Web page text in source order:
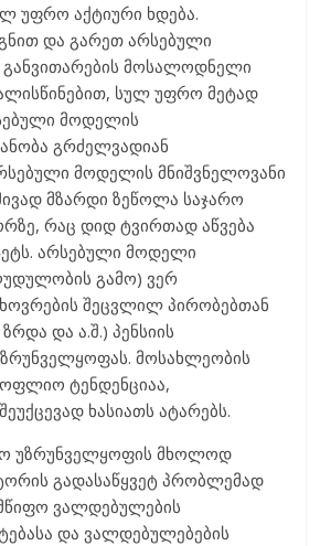
უფრო აქტიური ხდება.
და გარეთ არსებული
განვითარების მოსალოდნელი
სულ უფრო მეტად
მოდელის
გრძელვადიან
მოდელის მნიშვნელოვანი
მზარდი ზეწოლა საჯარო
რაც დიდ ტვირთად აწვება
არსებული მოდელი
გამო) ვერ
შეცვლილ პირობებთან
და ა.შ.) პენსიის
მოსახლეობის
ტენდენციაა,
ხასიათს ატარებს.
უზრუნველყოფის მხოლოდ
გადასაწყვეტ პრობლემად
ვალდებულების
და ვალდებულებების